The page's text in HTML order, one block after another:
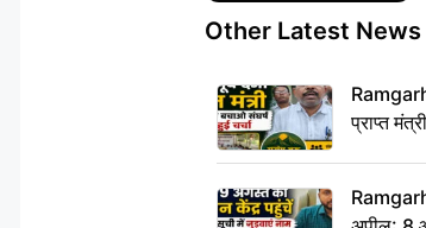
Other Latest News
प्राप्त